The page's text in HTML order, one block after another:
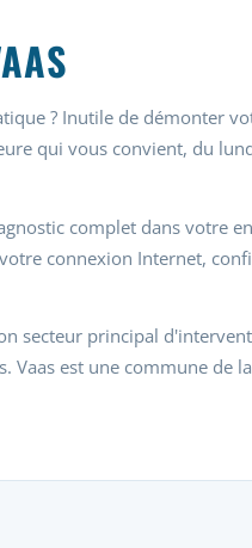
? Inutile de démonter
qui vous convient, du
complet dans votre
connexion Internet,
secteur principal
Vaas est une commune de